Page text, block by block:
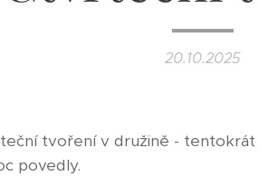
20.10.2025
tvoření v družině -
povedly.